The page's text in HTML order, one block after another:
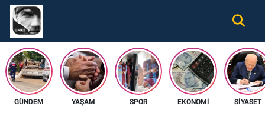
GÜNDEM YAŞAM SPOR EKONOMI SIYASET
Gündem
Ekonomi
Spor
Nöbetçi Eczaneler
Hava Durumu
Namaz Vakitleri